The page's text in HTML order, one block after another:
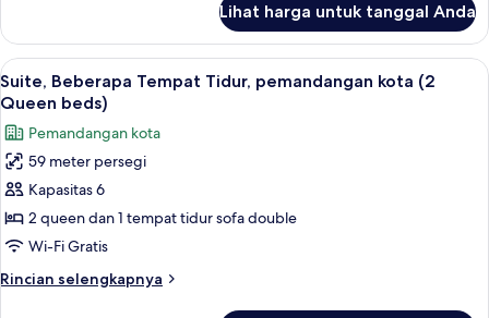
tidur
Sofa,
pemandangan
kota
Suite,
Tempat
Tidur
dengan
tempat
tidur
Sofa,
pemandangan
Lihat harga untuk tanggal Anda
Lihat
semua
foto
untuk
Suite,
Beberapa
Tempat
Tidur,
pemandangan
kota
Suite, Beberapa Tempat Tidur,
3
Suite, Beberapa Tempat Tidur, pemandangan kota (2
Queen beds)
Pemandangan kota
59 meter persegi
Kapasitas 6
2 queen dan 1 tempat tidur sofa double
Wi-Fi Gratis
Rincian selengkapnya
Rincian